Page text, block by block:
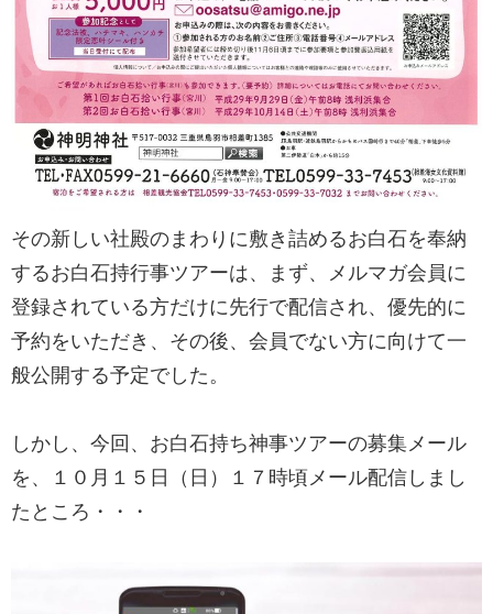
その新しい社殿のまわりに敷き詰めるお白石を奉納
するお白石持行事ツアーは、まず、メルマガ会員に
登録されている方だけに先行で配信され、優先的に
予約をいただき、その後、会員でない方に向けて一
般公開する予定でした。
しかし、今回、お白石持ち神事ツアーの募集メール
を、１０月１５日（日）１７時頃メール配信しまし
たところ・・・